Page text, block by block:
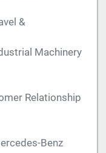
&
Machinery
Relationship
Benz